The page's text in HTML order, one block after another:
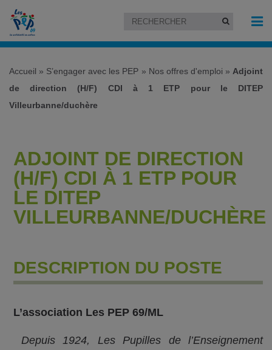
Accueil » S’engager avec les PEP » Nos offres d'emploi » Adjoint
de direction (H/F) CDI à 1 ETP pour le DITEP
Villeurbanne/duchère
ADJOINT DE DIRECTION
(H/F) CDI À 1 ETP POUR
LE DITEP
VILLEURBANNE/DUCHÈRE
DESCRIPTION DU POSTE
L’association Les PEP 69/ML
Depuis 1924, Les Pupilles de l’Enseignement